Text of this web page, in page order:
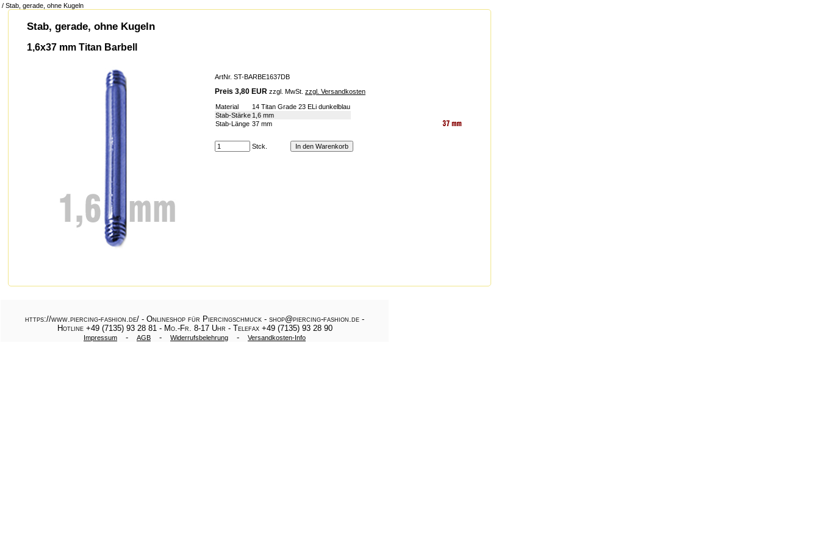
/ Stab, gerade, ohne Kugeln
Stab, gerade, ohne Kugeln
1,6x37 mm Titan Barbell
ArtNr. ST-BARBE1637DB
Preis 3,80 EUR zzgl. MwSt. zzgl. Versandkosten
Material
14 Titan Grade 23 ELi dunkelblau
Stab-Stärke 1,6 mm
Stab-Länge 37 mm
Stck.
https://www.piercing-fashion.de/ - Onlineshop für Piercingschmuck - shop@piercing-fashion.de -
Hotline +49 (7135) 93 28 81 - Mo.-Fr. 8-17 Uhr - Telefax +49 (7135) 93 28 90
Impressum - AGB - Widerrufsbelehrung - Versandkosten-Info